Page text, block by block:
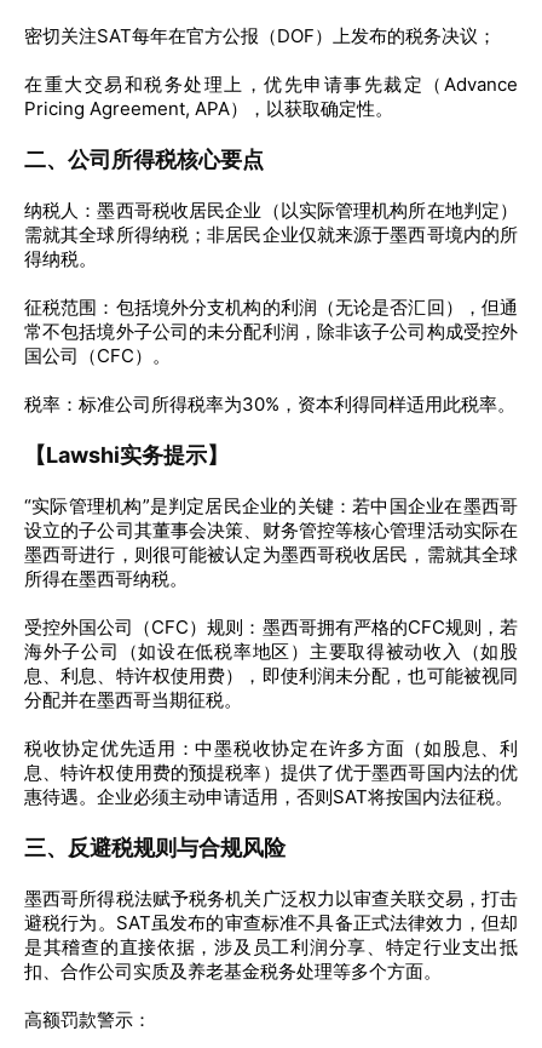
密切关注SAT每年在官方公报（DOF）上发布的税务决议；
在重大交易和税务处理上，优先申请事先裁定（Advance
Pricing Agreement, APA），以获取确定性。
二、公司所得税核心要点
纳税人：墨西哥税收居民企业（以实际管理机构所在地判定）
需就其全球所得纳税；非居民企业仅就来源于墨西哥境内的所
得纳税。
征税范围：包括境外分支机构的利润（无论是否汇回），但通
常不包括境外子公司的未分配利润，除非该子公司构成受控外
国公司（CFC）。
税率：标准公司所得税率为30%，资本利得同样适用此税率。
【Lawshi实务提示】
“实际管理机构”是判定居民企业的关键：若中国企业在墨西哥
设立的子公司其董事会决策、财务管控等核心管理活动实际在
墨西哥进行，则很可能被认定为墨西哥税收居民，需就其全球
所得在墨西哥纳税。
受控外国公司（CFC）规则：墨西哥拥有严格的CFC规则，若
海外子公司（如设在低税率地区）主要取得被动收入（如股
息、利息、特许权使用费），即使利润未分配，也可能被视同
分配并在墨西哥当期征税。
税收协定优先适用：中墨税收协定在许多方面（如股息、利
息、特许权使用费的预提税率）提供了优于墨西哥国内法的优
惠待遇。企业必须主动申请适用，否则SAT将按国内法征税。
三、反避税规则与合规风险
墨西哥所得税法赋予税务机关广泛权力以审查关联交易，打击
避税行为。SAT虽发布的审查标准不具备正式法律效力，但却
是其稽查的直接依据，涉及员工利润分享、特定行业支出抵
扣、合作公司实质及养老基金税务处理等多个方面。
高额罚款警示：